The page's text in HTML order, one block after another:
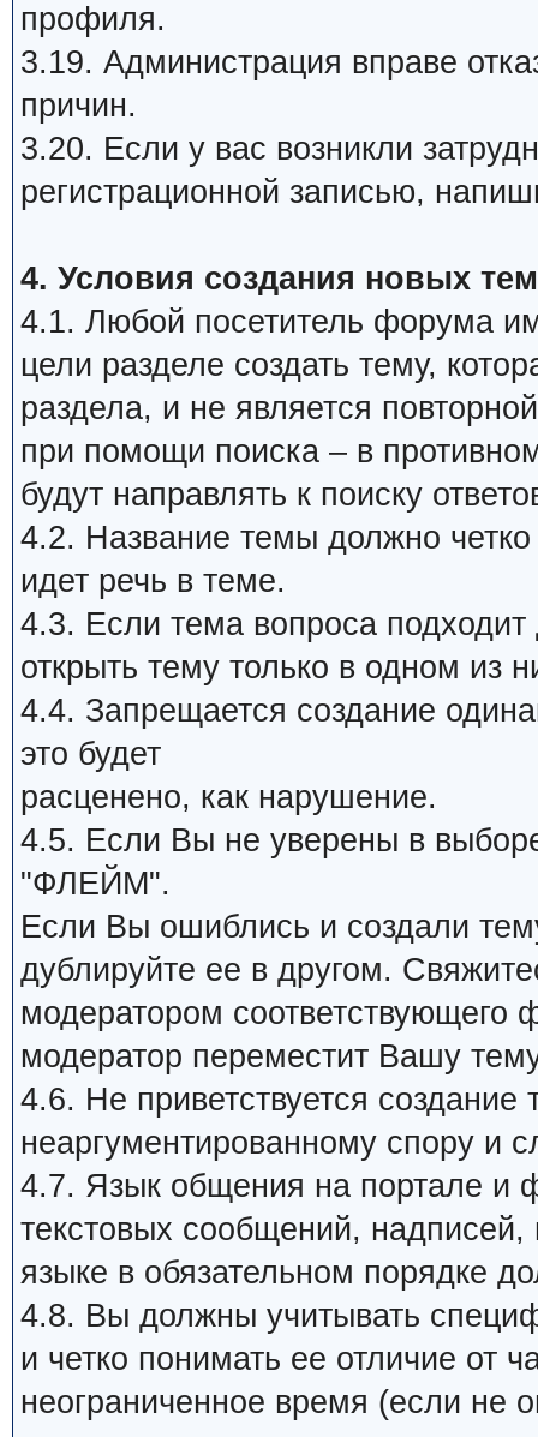
профиля.
3.19. Администрация вправе
причин.
3.20. Если у вас возникли
регистрационной записью,
4. Условия создания новых
4.1. Любой посетитель форума
цели разделе создать тему,
раздела, и не является
при помощи поиска – в
будут направлять к поиску
4.2. Название темы должно
идет речь в теме.
4.3. Если тема вопроса
открыть тему только в одном из
4.4. Запрещается создание
это будет
расценено, как нарушение.
4.5. Если Вы не уверены в
"ФЛЕЙМ".
Если Вы ошиблись и создали
дублируйте ее в другом.
модератором
модератор переместит Вашу
4.6. Не приветствуется
неаргументированному спору и
4.7. Язык общения на портале и
текстовых сообщений,
языке в обязательном порядке
4.8. Вы должны учитывать
и четко понимать ее отличие от
неограниченное время (если не